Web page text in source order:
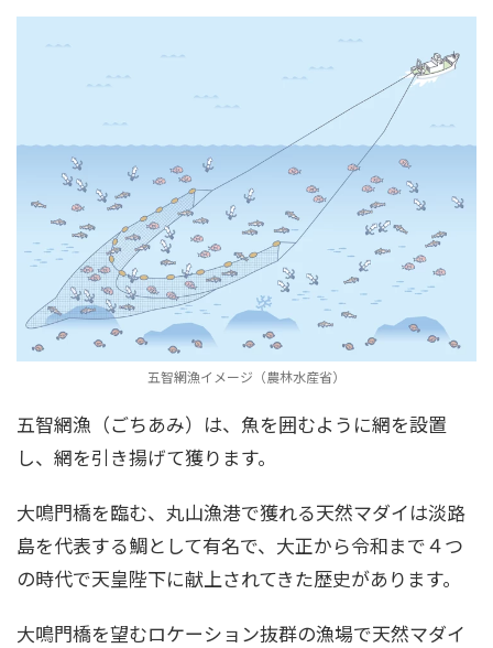
五智網漁イメージ（農林水産省）
五智網漁（ごちあみ）は、魚を囲むように網を設置
し、網を引き揚げて獲ります。
大鳴門橋を臨む、丸山漁港で獲れる天然マダイは淡路
島を代表する鯛として有名で、大正から令和まで４つ
の時代で天皇陛下に献上されてきた歴史があります。
大鳴門橋を望むロケーション抜群の漁場で天然マダイ